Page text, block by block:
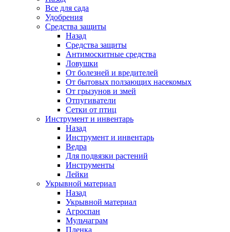
Все для сада
Удобрения
Средства защиты
Назад
Средства защиты
Антимоскитные средства
Ловушки
От болезней и вредителей
От бытовых ползающих насекомых
От грызунов и змей
Отпугиватели
Сетки от птиц
Инструмент и инвентарь
Назад
Инструмент и инвентарь
Ведра
Для подвязки растений
Инструменты
Лейки
Укрывной материал
Назад
Укрывной материал
Агроспан
Мульчаграм
Пленка